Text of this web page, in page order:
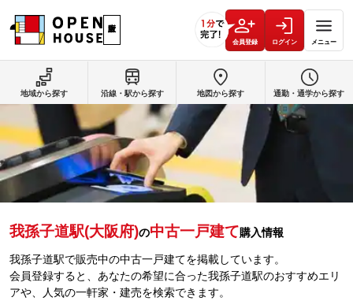
会員登録 ログイン メニュー
我孫子道駅(大阪府)の中古一戸建て購入情報
我孫子道駅で販売中の中古一戸建てを掲載しています。
会員登録すると、あなたの希望に合った我孫子道駅のおすすめエリ
アや、人気の一軒家・建売を検索できます。
地域から探す 沿線・駅から探す 地図から探す 通勤・通学から探す